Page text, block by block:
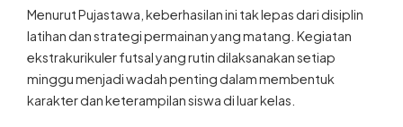
Menurut Pujastawa, keberhasilan ini tak lepas dari disiplin
latihan dan strategi permainan yang matang. Kegiatan
ekstrakurikuler futsal yang rutin dilaksanakan setiap
minggu menjadi wadah penting dalam membentuk
karakter dan keterampilan siswa di luar kelas.